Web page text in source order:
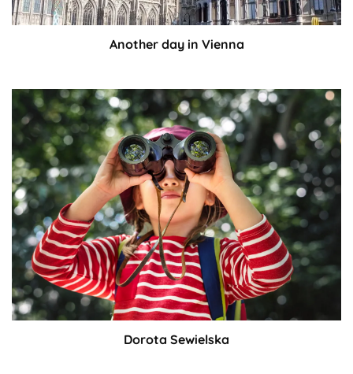
Another day in Vienna
Dorota Sewielska